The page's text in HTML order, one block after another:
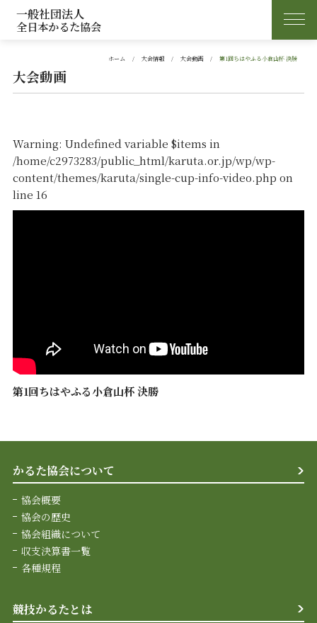
一般社団法人
全日本かるた協会
ホーム 大会情報 大会動画 第1回ちはやふる小倉山杯 決勝
大会動画
Warning: Undefined variable $items in
/home/c2973283/public_html/karuta.or.jp/wp/wp-
content/themes/karuta/single-cup-info-video.php on
line 16
第1回ちはやふる小倉山杯 決勝
かるた協会について
協会概要
協会の歴史
協会組織について
収支決算書一覧
各種規程
競技かるたとは